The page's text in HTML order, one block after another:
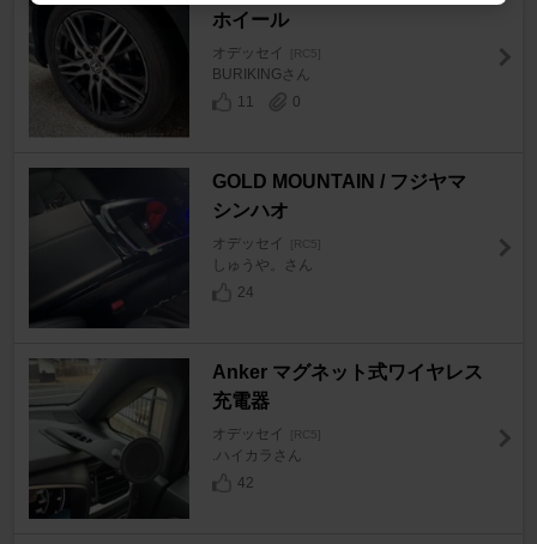
ホイール
オデッセイ [RC5]
BURIKINGさん
11
0
GOLD MOUNTAIN / フジヤマ
シンハオ
オデッセイ [RC5]
しゅうや。さん
24
Anker マグネット式ワイヤレス
充電器
オデッセイ [RC5]
.ハイカラさん
42